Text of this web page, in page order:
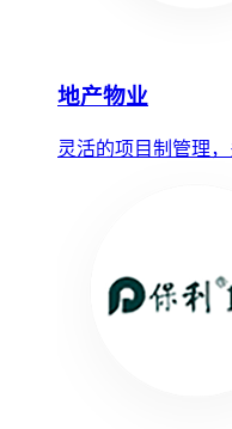
地产物业
灵活的项目制管理